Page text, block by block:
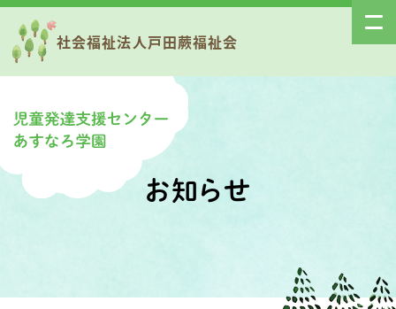
社会福祉法人戸田蕨福祉会
お知らせ